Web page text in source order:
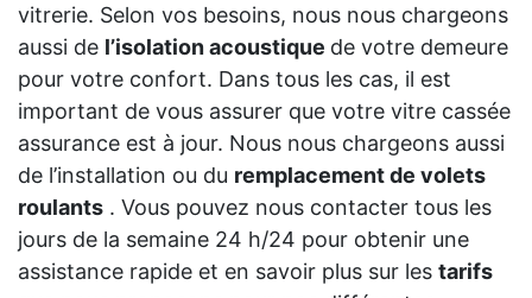
vitrerie. Selon vos besoins, nous nous chargeons
aussi de l’isolation acoustique de votre demeure
pour votre confort. Dans tous les cas, il est
important de vous assurer que votre vitre cassée
assurance est à jour. Nous nous chargeons aussi
de l’installation ou du remplacement de volets
roulants . Vous pouvez nous contacter tous les
jours de la semaine 24 h/24 pour obtenir une
assistance rapide et en savoir plus sur les tarifs